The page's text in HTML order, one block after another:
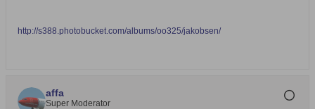
http://s388.photobucket.com/albums/oo325/jakobsen/
affa
Super Moderator